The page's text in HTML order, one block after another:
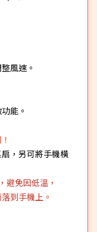
風速。
能。
扇，另可將手機橫
避免因低溫，
到手機上。